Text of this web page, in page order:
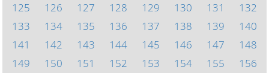
125
126 127 128 129 130 131
132
133
134 135 136 137 138 139
140
141
142 143 144 145 146 147
148
149
150 151 152 153 154 155
156